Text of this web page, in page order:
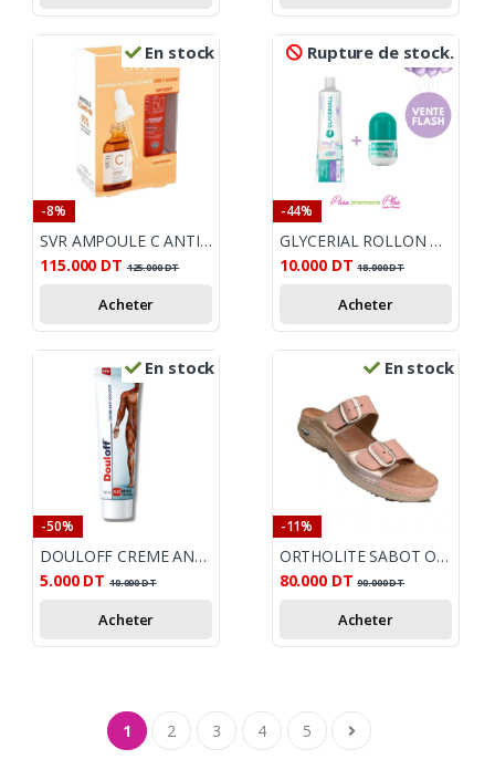
En stock
-8%
SVR AMPOULE C ANTI-OX + SUN SECURE ECRAN
115.000 DT 125.000DT
Acheter
Rupture de stock.
-44%
GLYCERIAL ROLLON ANTI TRANSPIRANT 50ML+GLYCERIAL DEO CREME 30ML
10.000 DT 18.000DT
Acheter
En stock
-50%
DOULOFF CREME ANTI DOULEUR 50ML
5.000 DT 10.000DT
Acheter
En stock
-11%
ORTHOLITE SABOT ORTHO FEMME ETE ROSE CUIVRE
80.000 DT 90.000DT
Acheter
1 2 3 4 5